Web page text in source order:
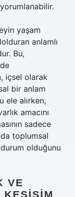
yaşam
anlamlı
Bu,
içsel olarak
bir anlam
ele alırken,
amacını
sadece
toplumsal
olduğunu
VE
KESIŞIM